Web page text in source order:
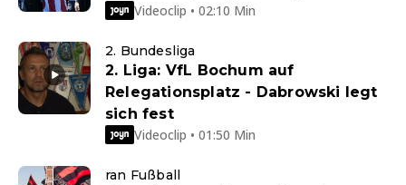
Videoclip • 02:10 Min
2. Bundesliga
2. Liga: VfL Bochum auf
Relegationsplatz - Dabrowski legt
sich fest
Videoclip • 01:50 Min
ran Fußball